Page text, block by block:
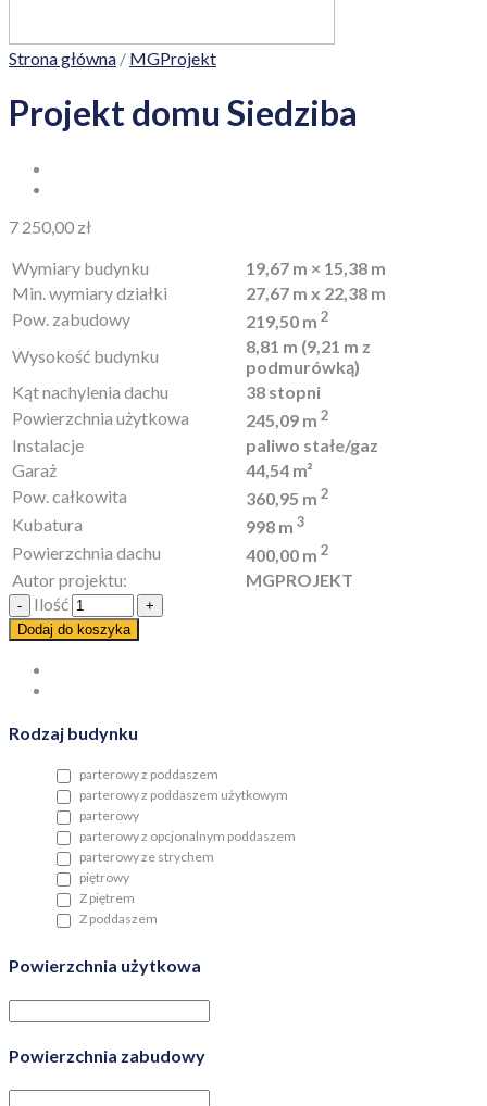
Strona główna / MGProjekt
Projekt domu Siedziba
7 250,00 zł
Wymiary budynku
19,67 m × 15,38 m
Min. wymiary działki
27,67 m x 22,38 m
Pow. zabudowy
219,50 m 2
Wysokość budynku
8,81 m (9,21 m z
podmurówką)
Kąt nachylenia dachu
38 stopni
Powierzchnia użytkowa
245,09 m 2
Instalacje
paliwo stałe/gaz
Garaż
44,54 m²
Pow. całkowita
360,95 m 2
Kubatura 998 m 3
Powierzchnia dachu 400,00 m 2
Autor projektu:
MGPROJEKT
Ilość
Dodaj do koszyka
Rodzaj budynku
parterowy z poddaszem
parterowy z poddaszem użytkowym
parterowy
parterowy z opcjonalnym poddaszem
parterowy ze strychem
piętrowy
Z piętrem
Z poddaszem
Powierzchnia użytkowa
Powierzchnia zabudowy